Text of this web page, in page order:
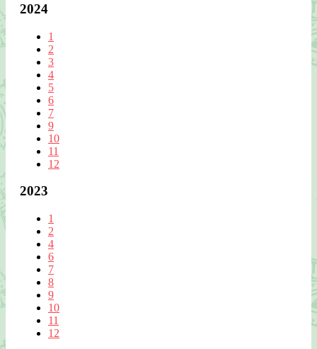
2024
1
2
3
4
5
6
7
9
10
11
12
2023
1
2
4
6
7
8
9
10
11
12